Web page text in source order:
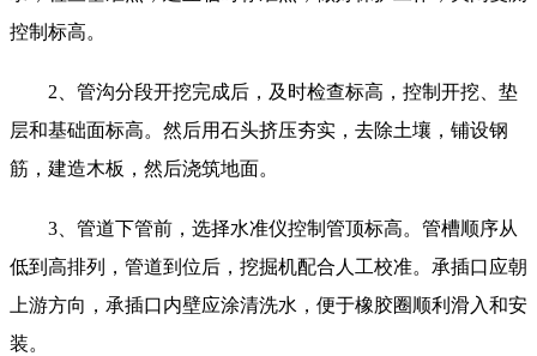
控制标高。
2、管沟分段开挖完成后，及时检查标高，控制开挖、垫
层和基础面标高。然后用石头挤压夯实，去除土壤，铺设钢
筋，建造木板，然后浇筑地面。
3、管道下管前，选择水准仪控制管顶标高。管槽顺序从
低到高排列，管道到位后，挖掘机配合人工校准。承插口应朝
上游方向，承插口内壁应涂清洗水，便于橡胶圈顺利滑入和安
装。